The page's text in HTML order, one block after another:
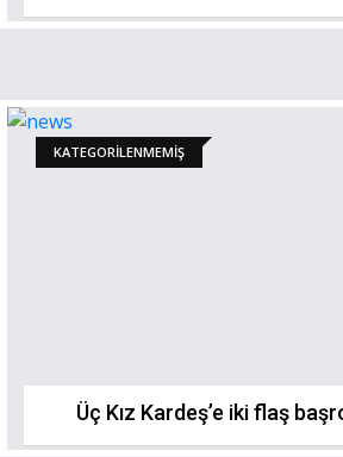
KATEGORILENMEMIŞ
Üç Kız Kardeş’e iki flaş